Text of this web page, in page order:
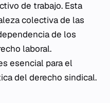
de trabajo. Esta
colectiva de las
de los
laboral.
esencial para el
del derecho sindical.